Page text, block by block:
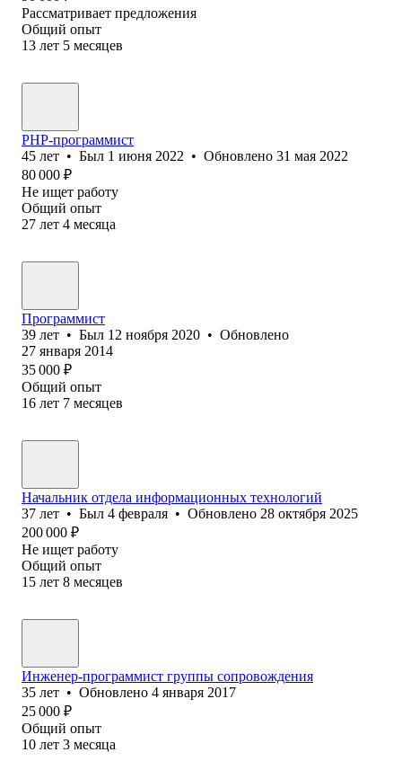
Рассматривает предложения
Общий опыт
13 лет 5 месяцев
PHP-программист
45 лет • Был 1 июня 2022 • Обновлено 31 мая 2022
80 000 ₽
Не ищет работу
Общий опыт
27 лет 4 месяца
Программист
39 лет • Был 12 ноября 2020 • Обновлено
27 января 2014
35 000 ₽
Общий опыт
16 лет 7 месяцев
Начальник отдела информационных технологий
37 лет • Был 4 февраля • Обновлено 28 октября 2025
200 000 ₽
Не ищет работу
Общий опыт
15 лет 8 месяцев
Инженер-программист группы сопровождения
35 лет • Обновлено 4 января 2017
25 000 ₽
Общий опыт
10 лет 3 месяца